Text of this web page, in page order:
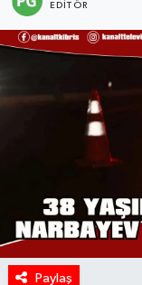
EDITÖR
Paylaş